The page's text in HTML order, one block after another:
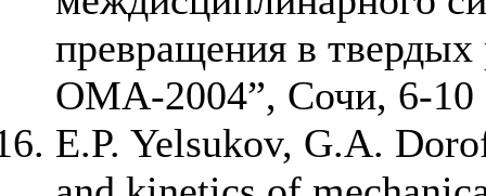
превращения в твердых
ОМА-2004”, Сочи, 6-10
E.P. Yelsukov, G.A.